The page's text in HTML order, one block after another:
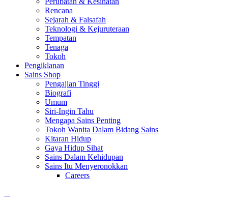
Rencana
Sejarah & Falsafah
Teknologi & Kejuruteraan
Tempatan
Tenaga
Tokoh
Pengiklanan
Sains Shop
Pengajian Tinggi
Biografi
Umum
Siri-Ingin Tahu
Mengapa Sains Penting
Tokoh Wanita Dalam Bidang Sains
Kitaran Hidup
Gaya Hidup Sihat
Sains Dalam Kehidupan
Sains Itu Menyeronokkan
Careers